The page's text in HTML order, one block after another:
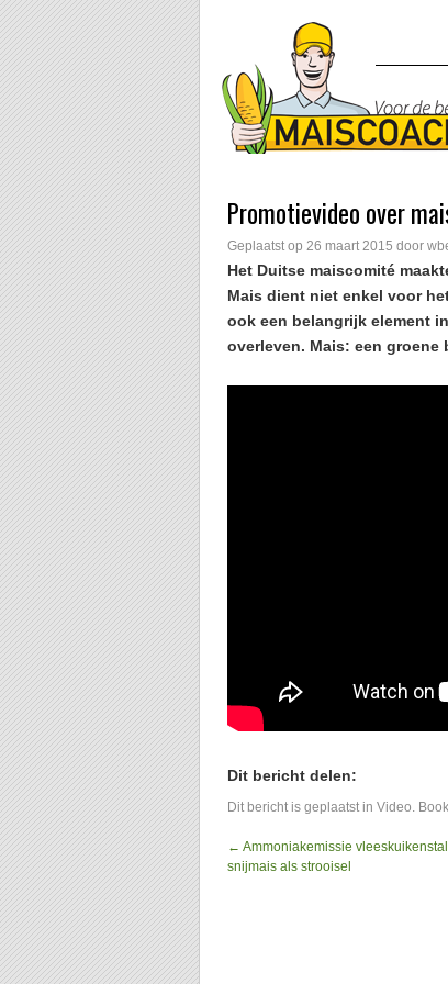
Promotievideo over
Geplaatst op 26 maart 2015 door
Het Duitse maiscomité
Mais dient niet enkel voor
ook een belangrijk element
overleven. Mais: een groene
Dit bericht delen:
Dit bericht is geplaatst in Video.
← Ammoniakemissie
snijmais als strooisel